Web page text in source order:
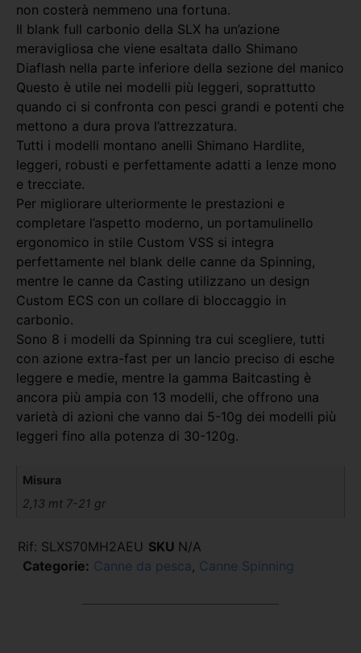
non costerà nemmeno una fortuna.
Il blank full carbonio della SLX ha un’azione
meravigliosa che viene esaltata dallo Shimano
Diaflash nella parte inferiore della sezione del manico
Questo è utile nei modelli più leggeri, soprattutto
quando ci si confronta con pesci grandi e potenti che
mettono a dura prova l’attrezzatura.
Tutti i modelli montano anelli Shimano Hardlite,
leggeri, robusti e perfettamente adatti a lenze mono
e trecciate.
Per migliorare ulteriormente le prestazioni e
completare l’aspetto moderno, un portamulinello
ergonomico in stile Custom VSS si integra
perfettamente nel blank delle canne da Spinning,
mentre le canne da Casting utilizzano un design
Custom ECS con un collare di bloccaggio in
carbonio.
Sono 8 i modelli da Spinning tra cui scegliere, tutti
con azione extra-fast per un lancio preciso di esche
leggere e medie, mentre la gamma Baitcasting è
ancora più ampia con 13 modelli, che offrono una
varietà di azioni che vanno dai 5-10g dei modelli più
leggeri fino alla potenza di 30-120g.
Misura
2,13 mt 7-21 gr
Rif: SLXS70MH2AEU SKU N/A
Categorie: Canne da pesca, Canne Spinning